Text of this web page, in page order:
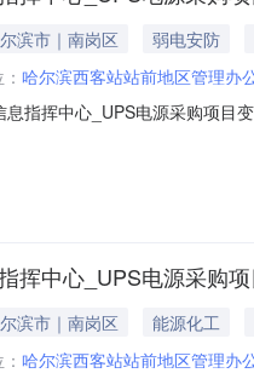
滨市｜南岗区
弱电安防
哈尔滨西客站站前地区管理办
指挥中心_UPS电源采购项目
002四、采购预算
挥中心_UPS电源采购
滨市｜南岗区
能源化工
哈尔滨西客站站前地区管理办